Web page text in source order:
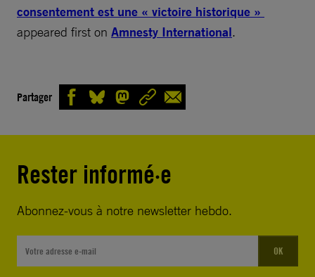
consentement est une « victoire historique »
appeared first on Amnesty International.
Partager
Rester informé·e
Abonnez-vous à notre newsletter hebdo.
OK